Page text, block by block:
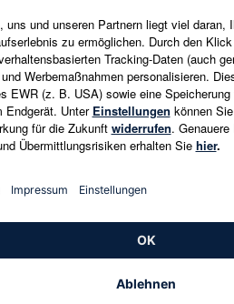
Trends,
ist jederzeit in
E-Mail-
Es gelten die